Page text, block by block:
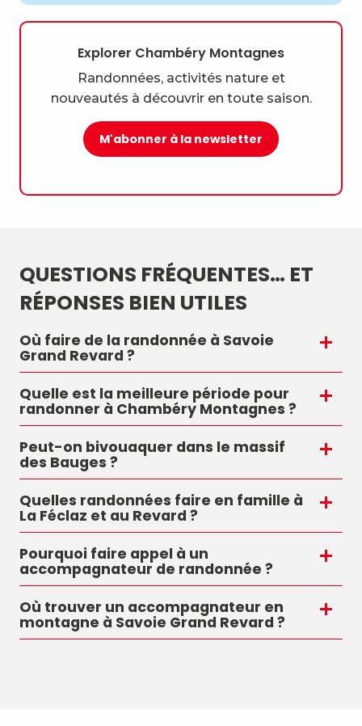
Explorer Chambéry Montagnes
Randonnées, activités nature et
nouveautés à découvrir en toute saison.
M'abonner à la newsletter
QUESTIONS FRÉQUENTES… ET
RÉPONSES BIEN UTILES
Où faire de la randonnée à Savoie
Grand Revard ?
Quelle est la meilleure période pour
randonner à Chambéry Montagnes ?
Peut-on bivouaquer dans le massif
des Bauges ?
Quelles randonnées faire en famille à
La Féclaz et au Revard ?
Pourquoi faire appel à un
accompagnateur de randonnée ?
Où trouver un accompagnateur en
montagne à Savoie Grand Revard ?